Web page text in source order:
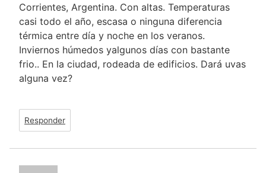
Corrientes, Argentina. Con altas. Temperaturas
casi todo el año, escasa o ninguna diferencia
térmica entre día y noche en los veranos.
Inviernos húmedos yalgunos días con bastante
frio.. En la ciudad, rodeada de edificios. Dará uvas
alguna vez?
Responder